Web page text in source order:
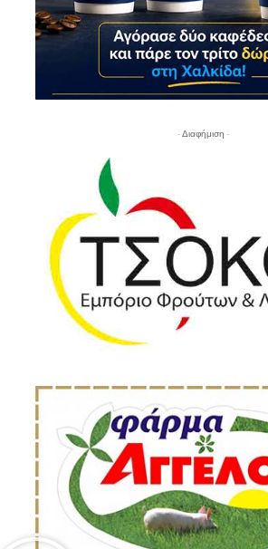
- Διαφήμιση -